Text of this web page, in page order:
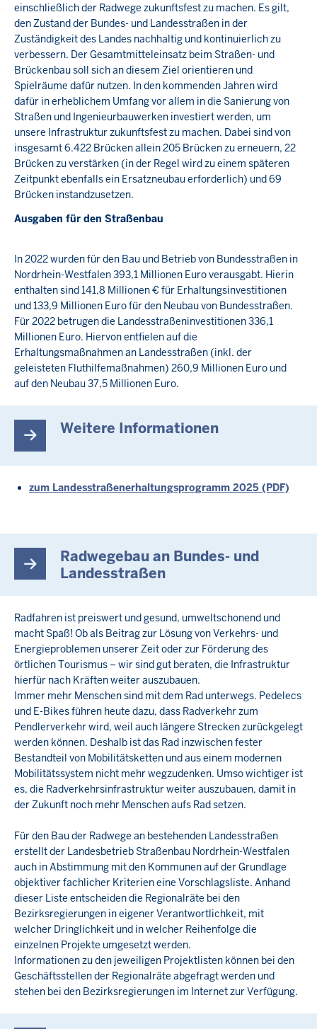
einschließlich der Radwege zukunftsfest zu machen. Es gilt,
den Zustand der Bundes- und Landesstraßen in der
Zuständigkeit des Landes nachhaltig und kontinuierlich zu
verbessern. Der Gesamtmitteleinsatz beim Straßen- und
Brückenbau soll sich an diesem Ziel orientieren und
Spielräume dafür nutzen. In den kommenden Jahren wird
dafür in erheblichem Umfang vor allem in die Sanierung von
Straßen und Ingenieurbauwerken investiert werden, um
unsere Infrastruktur zukunftsfest zu machen. Dabei sind von
insgesamt 6.422 Brücken allein 205 Brücken zu erneuern, 22
Brücken zu verstärken (in der Regel wird zu einem späteren
Zeitpunkt ebenfalls ein Ersatzneubau erforderlich) und 69
Brücken instandzusetzen.
Ausgaben für den Straßenbau
In 2022 wurden für den Bau und Betrieb von Bundesstraßen in
Nordrhein-Westfalen 393,1 Millionen Euro verausgabt. Hierin
enthalten sind 141,8 Millionen € für Erhaltungsinvestitionen
und 133,9 Millionen Euro für den Neubau von Bundesstraßen.
Für 2022 betrugen die Landesstraßeninvestitionen 336,1
Millionen Euro. Hiervon entfielen auf die
Erhaltungsmaßnahmen an Landesstraßen (inkl. der
geleisteten Fluthilfemaßnahmen) 260,9 Millionen Euro und
auf den Neubau 37,5 Millionen Euro.
Weitere Informationen
zum Landesstraßenerhaltungsprogramm 2025 (PDF)
Radwegebau an Bundes- und
Landesstraßen
Radfahren ist preiswert und gesund, umweltschonend und
macht Spaß! Ob als Beitrag zur Lösung von Verkehrs- und
Energieproblemen unserer Zeit oder zur Förderung des
örtlichen Tourismus – wir sind gut beraten, die Infrastruktur
hierfür nach Kräften weiter auszubauen.
Immer mehr Menschen sind mit dem Rad unterwegs. Pedelecs
und E-Bikes führen heute dazu, dass Radverkehr zum
Pendlerverkehr wird, weil auch längere Strecken zurückgelegt
werden können. Deshalb ist das Rad inzwischen fester
Bestandteil von Mobilitätsketten und aus einem modernen
Mobilitätssystem nicht mehr wegzudenken. Umso wichtiger ist
es, die Radverkehrsinfrastruktur weiter auszubauen, damit in
der Zukunft noch mehr Menschen aufs Rad setzen.
Für den Bau der Radwege an bestehenden Landesstraßen
erstellt der Landesbetrieb Straßenbau Nordrhein-Westfalen
auch in Abstimmung mit den Kommunen auf der Grundlage
objektiver fachlicher Kriterien eine Vorschlagsliste. Anhand
dieser Liste entscheiden die Regionalräte bei den
Bezirksregierungen in eigener Verantwortlichkeit, mit
welcher Dringlichkeit und in welcher Reihenfolge die
einzelnen Projekte umgesetzt werden.
Informationen zu den jeweiligen Projektlisten können bei den
Geschäftsstellen der Regionalräte abgefragt werden und
stehen bei den Bezirksregierungen im Internet zur Verfügung.